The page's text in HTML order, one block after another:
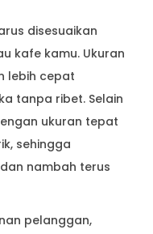
disesuaikan
kafe kamu. Ukuran
lebih cepat
tanpa ribet. Selain
ukuran tepat
sehingga
nambah terus
pelanggan,